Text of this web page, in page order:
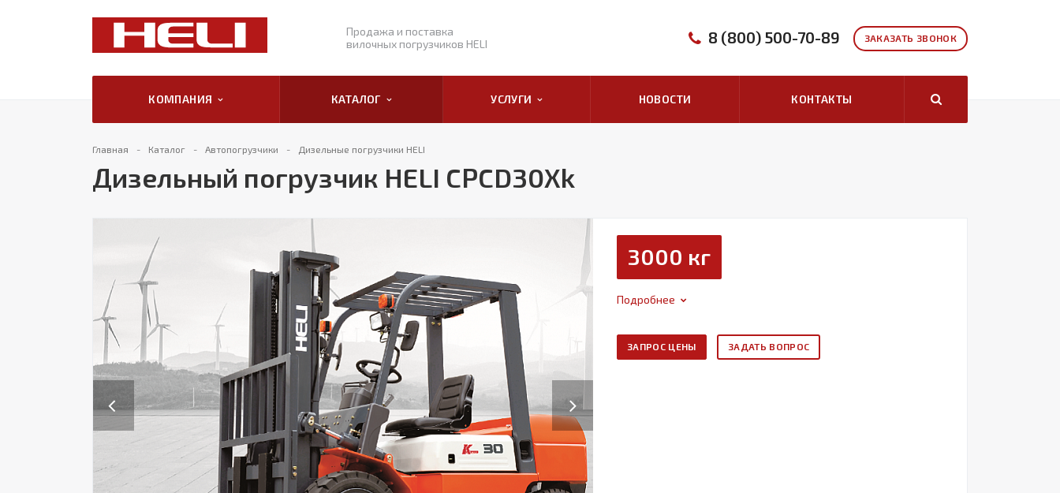
Продажа и поставка
вилочных погрузчиков HELI
ЗАКАЗАТЬ ЗВОНОК
8 (800) 500-70-89
КОМПАНИЯ КАТАЛОГ УСЛУГИ НОВОСТИ КОНТАКТЫ
Главная Каталог Автопогрузчики Дизельные погрузчики HELI
Дизельный погрузчик HELI CPCD30Xk
Previous
3000 кг
Подробнее
ЗАПРОС ЦЕНЫ ЗАДАТЬ ВОПРОС